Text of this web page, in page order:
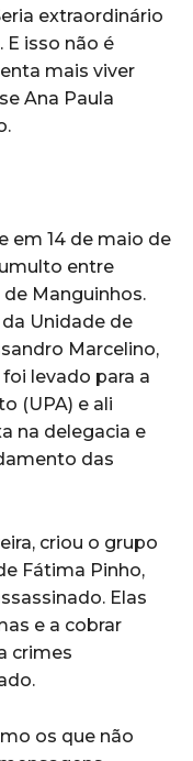
extraordinário
isso não é
mais viver
Ana Paula
em 14 de maio de
entre
Manguinhos.
Unidade de
Marcelino,
levado para a
(UPA) e ali
na delegacia e
das
criou o grupo
Fátima Pinho,
Elas
e a cobrar
crimes
os que não